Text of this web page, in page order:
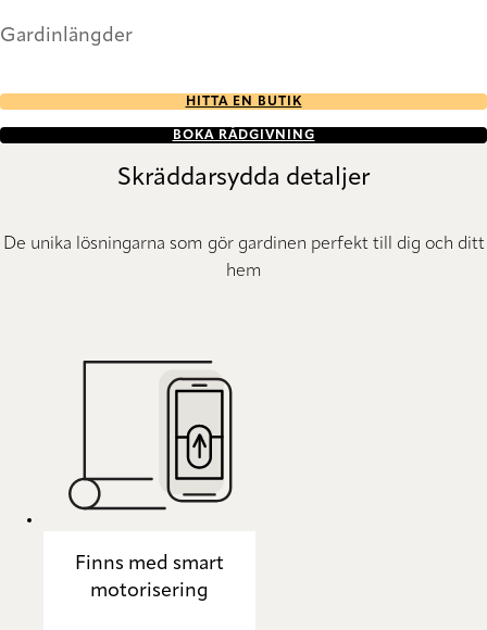
Gardinlängder
HITTA EN BUTIK
BOKA RÅDGIVNING
Skräddarsydda detaljer
De unika lösningarna som gör gardinen perfekt till dig och ditt
hem
Finns med smart
motorisering